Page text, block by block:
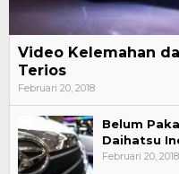
Video Kelemahan
Terios
Februari 20, 2018
Belum
Daihatsu
Februari 20, 2018